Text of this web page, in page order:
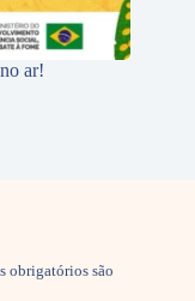
ar!
obrigatórios são